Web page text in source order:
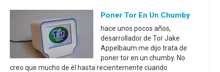
Poner Tor En Un Chumby
hace unos pocos años,
desarrollador de Tor Jake
Appelbaum me dijo trata de
poner tor en un chumby. No
creo que mucho de él hasta recientemente cuando